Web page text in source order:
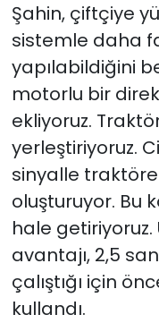
Şahin, çiftçiye
sistemle daha
yapılabildiğini
motorlu bir
ekliyoruz.
yerleştiriyoruz.
sinyalle
oluşturuyor. Bu
hale
avantajı, 2,5
çalıştığı için
kullandı.